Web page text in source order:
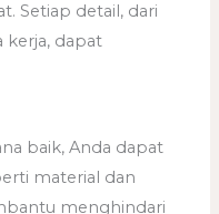
Setiap detail, dari
kerja, dapat
baik, Anda dapat
material dan
menghindari